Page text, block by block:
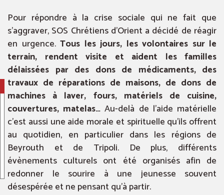
Pour répondre à la crise sociale qui ne fait que
s’aggraver, SOS Chrétiens d’Orient a décidé de réagir
en urgence. Tous les jours, les volontaires sur le
terrain, rendent visite et aident les familles
délaissées par des dons de médicaments, des
travaux de réparations de maisons, de dons de
machines à laver, fours, matériels de cuisine,
couvertures, matelas… Au-delà de l’aide matérielle
c’est aussi une aide morale et spirituelle qu’ils offrent
au quotidien, en particulier dans les régions de
Beyrouth et de Tripoli. De plus, différents
évènements culturels ont été organisés afin de
redonner le sourire à une jeunesse souvent
désespérée et ne pensant qu’à partir.